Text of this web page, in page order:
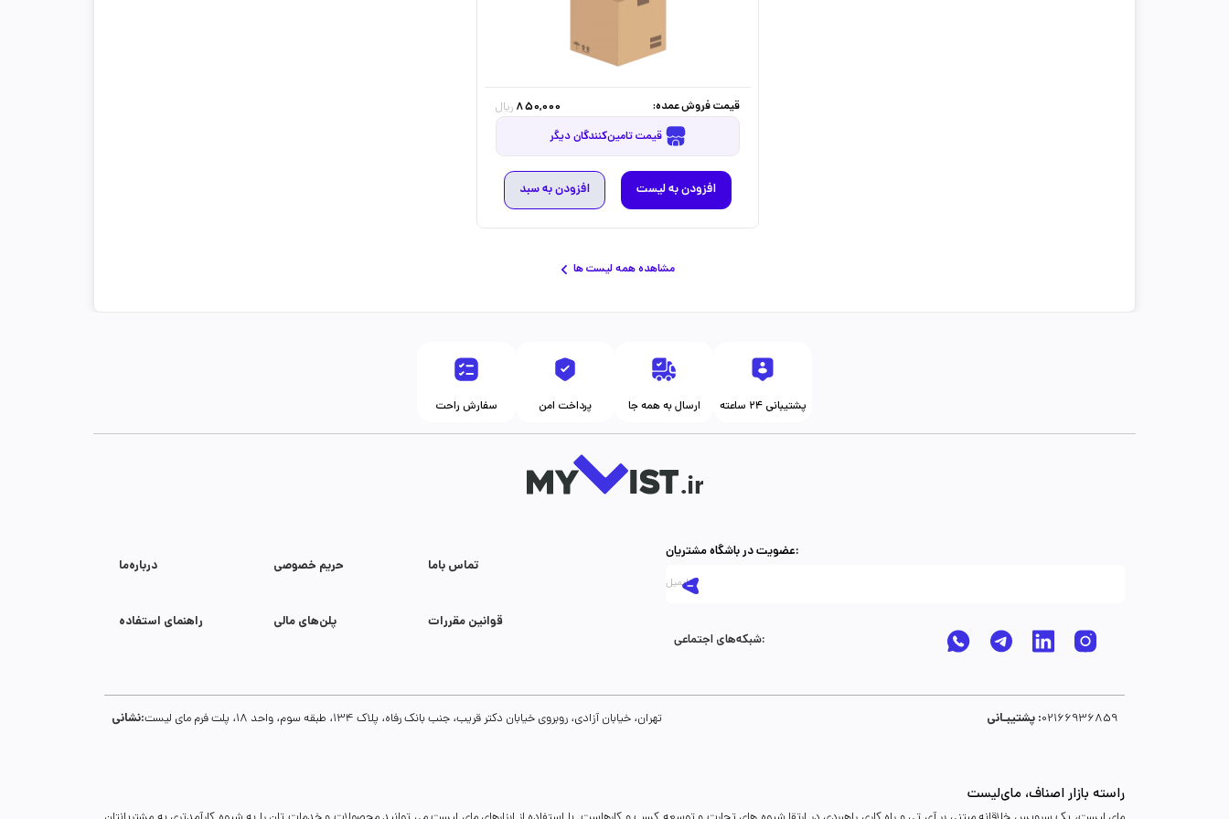
قیمت فروش عمده: 850,000 ریال
قیمت تامین‌کنندگان دیگر
افزودن به لیست افزودن به سبد
مشاهده همه لیست ها
سفارش راحت پرداخت امن ارسال به همه جا پشتیبانی ۲۴ ساعته
درباره‌ما حریم خصوصی تماس با‌ما
راهنمای استفاده پلن‌های مالی قوانین مقررات
عضویت در باشگاه مشتریان:
شبکه‌های اجتماعی:
نشانی: تهران، خیابان آزادی، روبروی خیابان دکتر قریب، جنب بانک رفاه، پلاک 134، طبقه سوم، واحد 18، پلت فرم مای لیست پشتیبـانی :02166936859
راسته بازار اصناف، مای‌لیست